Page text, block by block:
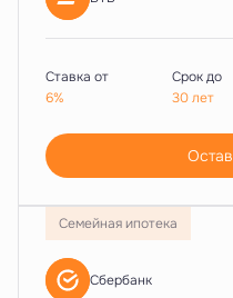
Ставка от
6%
Срок до
30 лет
Семейная ипотека
Сбербанк